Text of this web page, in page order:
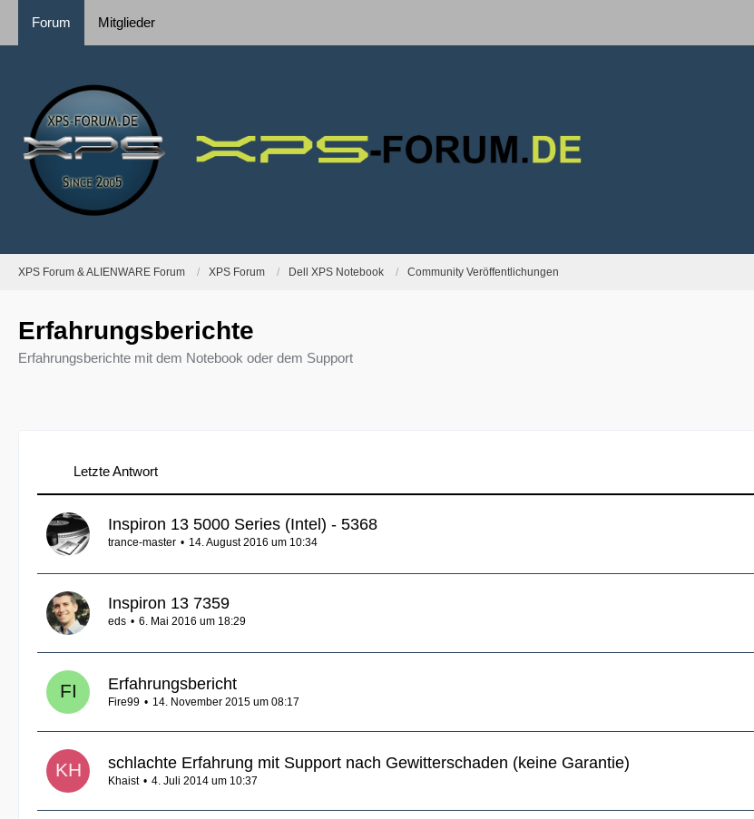
Forum Mitglieder
XPS Forum & ALIENWARE Forum XPS Forum Dell XPS Notebook Community Veröffentlichungen
Erfahrungsberichte
Erfahrungsberichte mit dem Notebook oder dem Support
Letzte Antwort
Inspiron 13 5000 Series (Intel) - 5368
trance-master 14. August 2016 um 10:34
Inspiron 13 7359
eds 6. Mai 2016 um 18:29
Erfahrungsbericht
Fire99 14. November 2015 um 08:17
schlachte Erfahrung mit Support nach Gewitterschaden (keine Garantie)
Khaist 4. Juli 2014 um 10:37